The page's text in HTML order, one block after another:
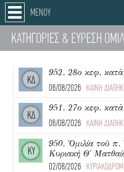
ΜΕΝΟΥ
ΚΑΤΗΓΟΡΙΕΣ & ΕΥΡΕΣΗ
ΚΔ
952. 28ο κεφ.
06/08/2026 ΚΑΙΝΗ
ΚΔ
951. 27ο κεφ.
06/08/2026 ΚΑΙΝΗ
ΚΥ
950. Ὁμιλία τοῦ π.
Κυριακή Θ΄
02/08/2026